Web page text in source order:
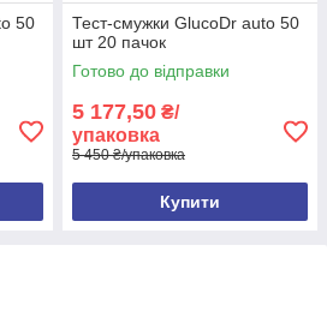
50
Тест-смужки GlucoDr auto 50
шт 20 пачок
Готово до відправки
5 177,50 ₴/
упаковка
5 450 ₴/упаковка
Купити